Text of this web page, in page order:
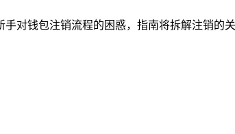
对钱包注销流程的困惑，指南将拆解注销的